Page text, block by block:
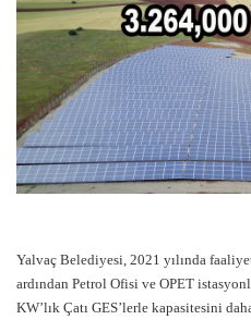
Yalvaç Belediyesi, 2021 yılında
ardından Petrol Ofisi ve OPET
KW’lık Çatı GES’lerle kapasitesini